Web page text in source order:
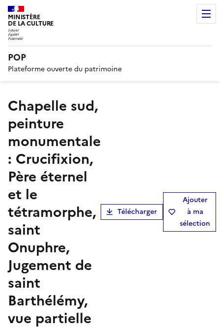
MINISTÈRE
DE LA CULTURE
POP
Plateforme ouverte du patrimoine
chapelle sud,
peinture
monumentale
: Crucifixion,
Père éternel
et le
tétramorphe,
saint
Onuphre,
Jugement de
saint
Barthélémy,
vue partielle
Télécharger
Ajouter
à ma
sélection